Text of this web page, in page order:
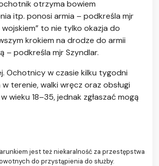
otrzyma bowiem
itp. ponosi armia – podkreśla mjr
to nie tylko okazja do
krokiem na drodze do armii
– podkreśla mjr Szyndlar.
Ochotnicy w czasie kilku tygodni
terenie, walki wręcz oraz obsługi
18–35, jednak zgłaszać mogą
jest też niekaralność za przestępstwa
do przystąpienia do służby.